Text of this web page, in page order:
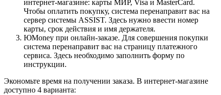
интернет-магазине: карты МИР, Visa и MasterCard.
Чтобы оплатить покупку, система перенаправит вас на
сервер системы ASSIST. Здесь нужно ввести номер
карты, срок действия и имя держателя.
ЮMoney при онлайн-заказе. Для совершения покупки
система перенаправит вас на страницу платежного
сервиса. Здесь необходимо заполнить форму по
инструкции.
Экономьте время на получении заказа. В интернет-магазине
доступно 4 варианта: